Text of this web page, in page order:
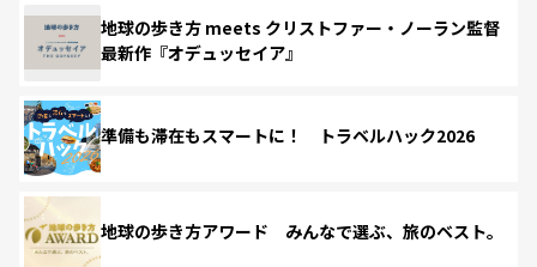
地球の歩き方 meets クリストファー・ノーラン監督
最新作『オデュッセイア』
準備も滞在もスマートに！ トラベルハック2026
地球の歩き方アワード みんなで選ぶ、旅のベスト。